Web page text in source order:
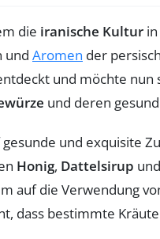
die iranische Kultur
und Aromen der
und möchte
und deren
und exquisite
Honig, Dattelsirup
auf die Verwendung
dass bestimmte